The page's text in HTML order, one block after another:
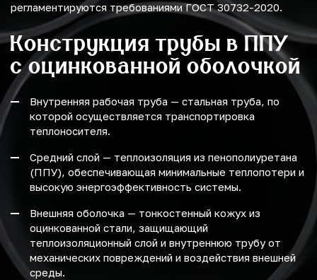
регламентируются требованиями ГОСТ 30732-2020.
Конструкция трубы в ППУ
с оцинкованной оболочкой
Внутренняя рабочая труба — стальная труба, по
которой осуществляется транспортировка
теплоносителя.
Средний слой — теплоизоляция из пенополиуретана
(ППУ), обеспечивающая минимальные теплопотери и
высокую энергоэффективность системы.
Внешняя оболочка — тонкостенный кожух из
оцинкованной стали, защищающий
теплоизоляционный слой и внутреннюю трубу от
механических повреждений и воздействия внешней
среды.